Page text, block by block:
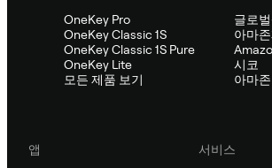
OneKey Pro
OneKey Classic 1S
OneKey Classic 1S Pure
OneKey Lite
모든 제품 보기
글로
아마
시코
아마
앱
서비스